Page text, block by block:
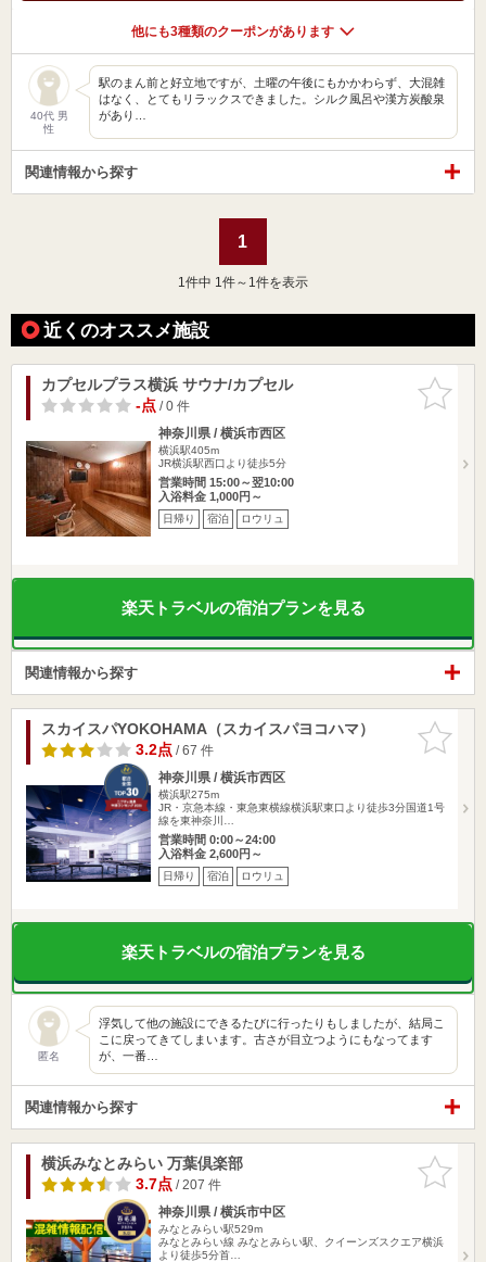
他にも3種類のクーポンがあります
40代 男
性
駅のまん前と好立地ですが、土曜の午後にもかかわらず、大混雑
はなく、とてもリラックスできました。シルク風呂や漢方炭酸泉
があり…
関連情報から探す
1
1 件中 1件～1件を表示
近くのオススメ施設
お気に入
りに追加
カプセルプラス横浜 サウナ/カプセル
-点/ 0 件
神奈川県 / 横浜市西区
横浜駅405m
JR横浜駅西口より徒歩5分
営業時間 15:00～翌10:00
入浴料金 1,000円～
日帰り 宿泊 ロウリュ
楽天トラベルの宿泊プランを見る
関連情報から探す
お気に入
りに追加
スカイスパYOKOHAMA（スカイスパヨコハマ）
3.2点/ 67 件
神奈川県 / 横浜市西区
横浜駅275m
JR・京急本線・東急東横線横浜駅東口より徒歩3分国道1号
線を東神奈川…
営業時間 0:00～24:00
入浴料金 2,600円～
日帰り 宿泊 ロウリュ
楽天トラベルの宿泊プランを見る
匿名
浮気して他の施設にできるたびに行ったりもしましたが、結局こ
こに戻ってきてしまいます。古さが目立つようにもなってます
が、一番…
関連情報から探す
お気に入
りに追加
横浜みなとみらい 万葉倶楽部
3.7点/ 207 件
神奈川県 / 横浜市中区
みなとみらい駅529m
みなとみらい線 みなとみらい駅、クイーンズスクエア横浜
より徒歩5分首…